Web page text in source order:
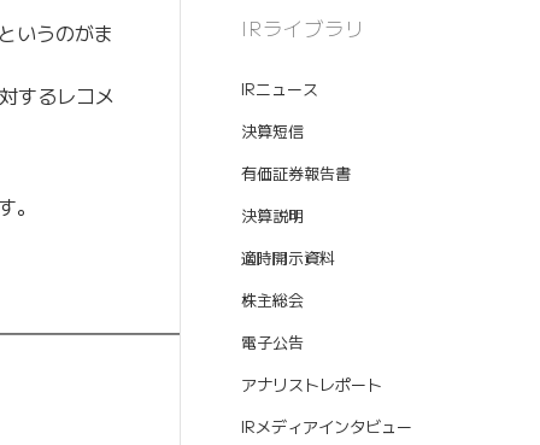
いうのがま
するレコメ
。
IRライブラリ
IRニュース
決算短信
有価証券報告書
決算説明
適時開示資料
株主総会
電子公告
アナリストレポート
IRメディアインタビュー